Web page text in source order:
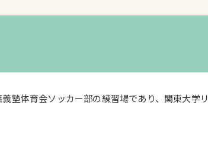
塾体育会ソッカー部の練習場であり、関東大学